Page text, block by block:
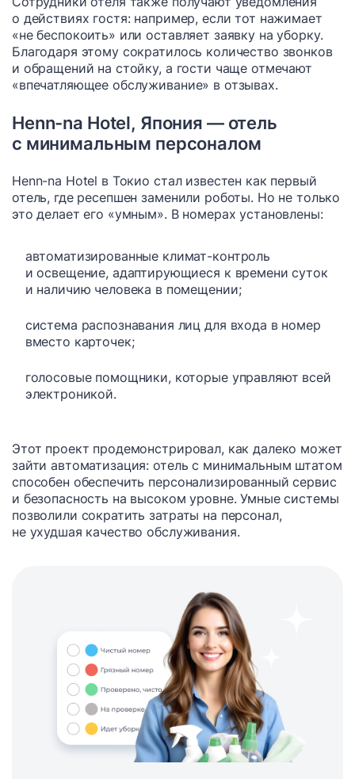
о действиях гостя: например, если тот нажимает
«не беспокоить» или оставляет заявку на уборку.
Благодаря этому сократилось количество звонков
и обращений на стойку, а гости чаще отмечают
«впечатляющее обслуживание» в отзывах.
Henn-na Hotel, Япония — отель
с минимальным персоналом
Henn-na Hotel в Токио стал известен как первый
отель, где ресепшен заменили роботы. Но не только
это делает его «умным». В номерах установлены:
автоматизированные климат-контроль
и освещение, адаптирующиеся к времени суток
и наличию человека в помещении;
система распознавания лиц для входа в номер
вместо карточек;
голосовые помощники, которые управляют всей
электроникой.
Этот проект продемонстрировал, как далеко может
зайти автоматизация: отель с минимальным штатом
способен обеспечить персонализированный сервис
и безопасность на высоком уровне. Умные системы
позволили сократить затраты на персонал,
не ухудшая качество обслуживания.